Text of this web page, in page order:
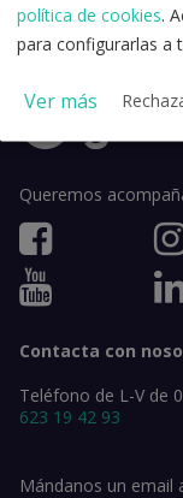
Queremos
Contacta con
Teléfono de L-V de
623 19 42 93
Mándanos un email
política de cookies.
para configurarlas a
Ver más